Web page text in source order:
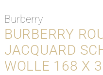
Burberry
BURBERRY
JACQUARD
WOLLE 168 X